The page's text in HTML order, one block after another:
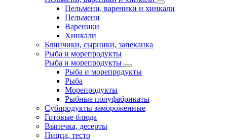
Пельмени, вареники и хинкали
Пельмени
Вареники
Хинкали
Блинчики, сырники, запеканка
Рыба и морепродукты
Рыба и морепродукты
Рыба и морепродукты
Рыба
Морепродукты
Рыбные полуфабрикаты
Субпродукты замороженные
Готовые блюда
Выпечка, десерты
Пицца, тесто